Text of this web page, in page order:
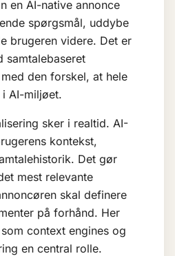
en AI-native annonce
spørgsmål, uddybe
brugeren videre. Det er
samtalebaseret
den forskel, at hele
AI-miljøet.
sker i realtid. AI-
kontekst,
Det gør
mest relevante
skal definere
på forhånd. Her
context engines og
en central rolle.